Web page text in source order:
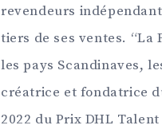
revendeurs
tiers de ses ventes. “La
les pays Scandinaves,
créatrice et fondatrice
2022 du Prix DHL